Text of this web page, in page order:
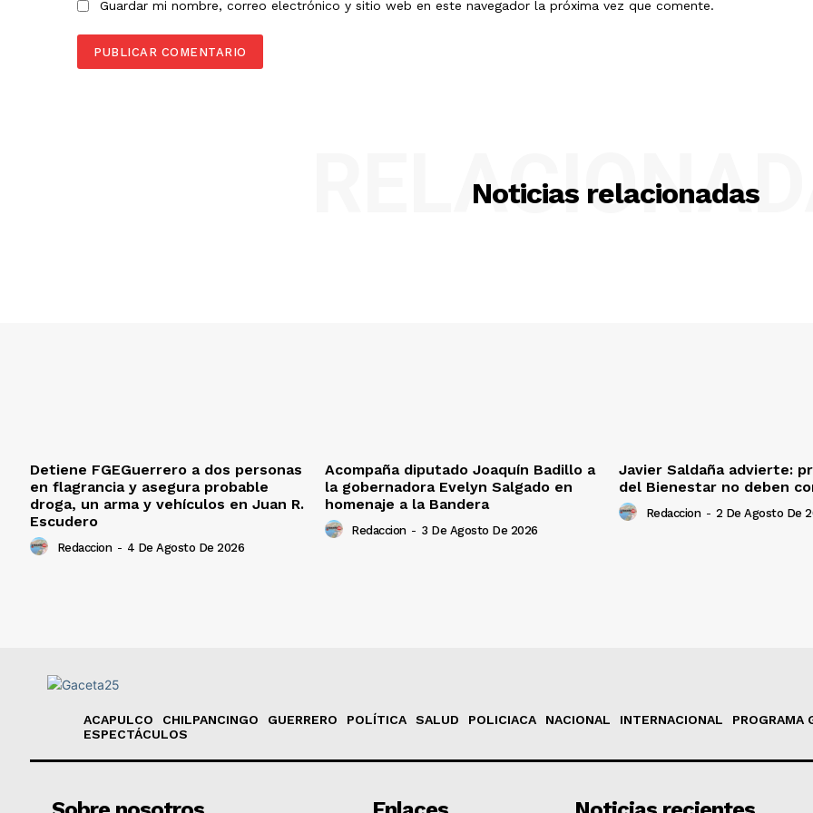
Guardar mi nombre, correo electrónico y sitio web en este navegador la próxima vez que comente.
Noticias relacionadas
Detiene FGEGuerrero a dos personas
en flagrancia y asegura probable
droga, un arma y vehículos en Juan R.
Escudero
Redaccion - 4 De Agosto De 2026
Acompaña diputado Joaquín Badillo a
la gobernadora Evelyn Salgado en
homenaje a la Bandera
Redaccion - 3 De Agosto De 2026
Javier Saldaña advierte:
del Bienestar no deben
Redaccion - 2 De Agosto De
ACAPULCO CHILPANCINGO GUERRERO POLÍTICA SALUD POLICIACA NACIONAL INTERNACIONAL
PROGRAMA
ESPECTÁCULOS